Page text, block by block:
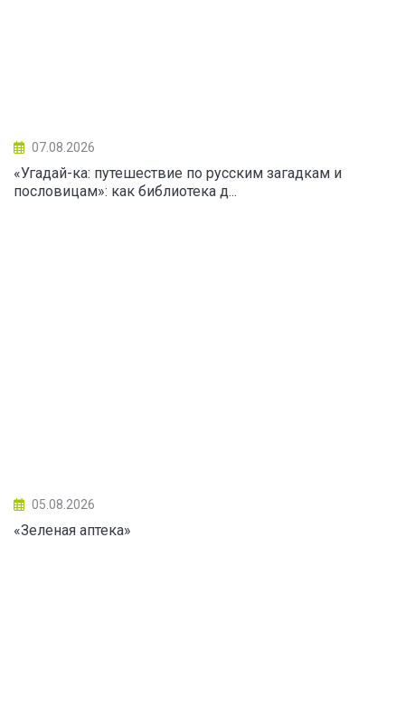
07.08.2026
«Угадай-ка: путешествие по русским загадкам и
пословицам»: как библиотека д...
05.08.2026
«Зеленая аптека»